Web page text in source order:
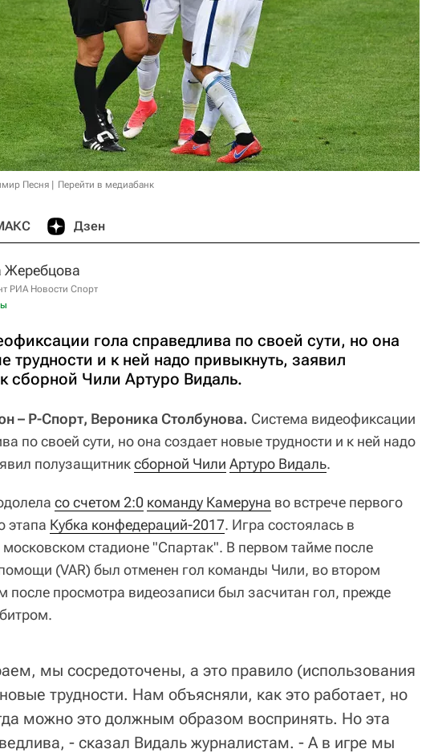
Песня Перейти в медиабанк
Дзен
Жеребцова
РИА Новости Спорт
гола справедлива по своей сути, но она
трудности и к ней надо привыкнуть, заявил
сборной Чили Артуро Видаль.
– Р-Спорт, Вероника Столбунова. Система видеофиксации
по своей сути, но она создает новые трудности и к ней надо
полузащитниксборной Чили Артуро Видаль.
со счетом 2:0 команду Камеруна во встрече первого
этапа Кубка конфедераций-2017. Игра состоялась в
московском стадионе "Спартак". В первом тайме после
(VAR) был отменен гол команды Чили, во втором
после просмотра видеозаписи был засчитан гол, прежде
мы сосредоточены, а это правило (использования
трудности. Нам объясняли, как это работает, но
можно это должным образом воспринять. Но эта
- сказал Видаль журналистам. - А в игре мы